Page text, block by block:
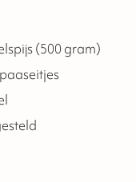
(500 gram)